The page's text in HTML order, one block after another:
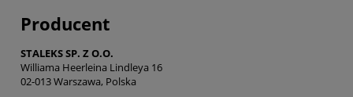
Producent
STALEKS SP. Z O.O.
Williama Heerleina Lindleya 16
02-013 Warszawa, Polska